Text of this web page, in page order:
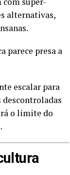
alternativas,
parece presa a
escalar para
o limite do